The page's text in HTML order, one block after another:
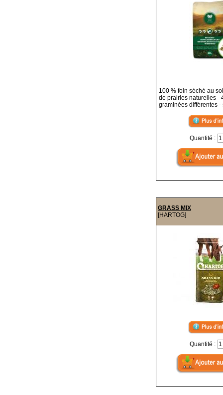
100 % foin séché au
de prairies naturelles -
graminées différentes -
Quantité :
GRASS MIX
[HARTOG]
Quantité :